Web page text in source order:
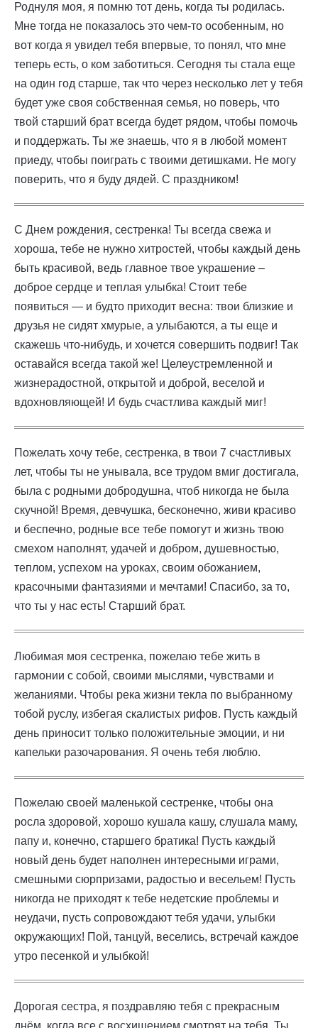
Роднуля моя, я помню тот день, когда ты родилась.
Мне тогда не показалось это чем-то особенным, но
вот когда я увидел тебя впервые, то понял, что мне
теперь есть, о ком заботиться. Сегодня ты стала еще
на один год старше, так что через несколько лет у тебя
будет уже своя собственная семья, но поверь, что
твой старший брат всегда будет рядом, чтобы помочь
и поддержать. Ты же знаешь, что я в любой момент
приеду, чтобы поиграть с твоими детишками. Не могу
поверить, что я буду дядей. С праздником!
С Днем рождения, сестренка! Ты всегда свежа и
хороша, тебе не нужно хитростей, чтобы каждый день
быть красивой, ведь главное твое украшение –
доброе сердце и теплая улыбка! Стоит тебе
появиться — и будто приходит весна: твои близкие и
друзья не сидят хмурые, а улыбаются, а ты еще и
скажешь что-нибудь, и хочется совершить подвиг! Так
оставайся всегда такой же! Целеустремленной и
жизнерадостной, открытой и доброй, веселой и
вдохновляющей! И будь счастлива каждый миг!
Пожелать хочу тебе, сестренка, в твои 7 счастливых
лет, чтобы ты не унывала, все трудом вмиг достигала,
была с родными добродушна, чтоб никогда не была
скучной! Время, девчушка, бесконечно, живи красиво
и беспечно, родные все тебе помогут и жизнь твою
смехом наполнят, удачей и добром, душевностью,
теплом, успехом на уроках, своим обожанием,
красочными фантазиями и мечтами! Спасибо, за то,
что ты у нас есть! Старший брат.
Любимая моя сестренка, пожелаю тебе жить в
гармонии с собой, своими мыслями, чувствами и
желаниями. Чтобы река жизни текла по выбранному
тобой руслу, избегая скалистых рифов. Пусть каждый
день приносит только положительные эмоции, и ни
капельки разочарования. Я очень тебя люблю.
Пожелаю своей маленькой сестренке, чтобы она
росла здоровой, хорошо кушала кашу, слушала маму,
папу и, конечно, старшего братика! Пусть каждый
новый день будет наполнен интересными играми,
смешными сюрпризами, радостью и весельем! Пусть
никогда не приходят к тебе недетские проблемы и
неудачи, пусть сопровождают тебя удачи, улыбки
окружающих! Пой, танцуй, веселись, встречай каждое
утро песенкой и улыбкой!
Дорогая сестра, я поздравляю тебя с прекрасным
днём, когда все с восхищением смотрят на тебя. Ты